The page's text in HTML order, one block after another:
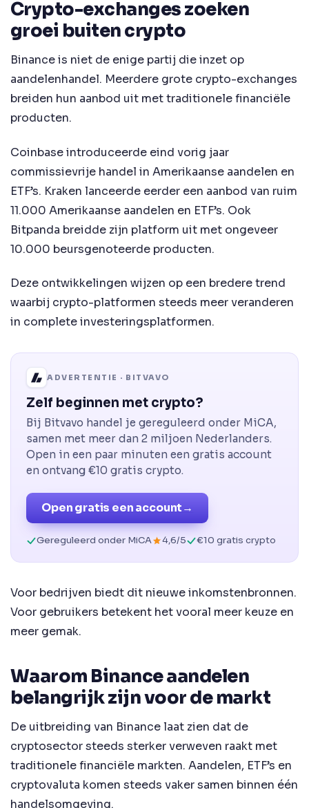
Crypto-exchanges zoeken
groei buiten crypto
Binance is niet de enige partij die inzet op
aandelenhandel. Meerdere grote crypto-exchanges
breiden hun aanbod uit met traditionele financiële
producten.
Coinbase introduceerde eind vorig jaar
commissievrije handel in Amerikaanse aandelen en
ETF’s. Kraken lanceerde eerder een aanbod van ruim
11.000 Amerikaanse aandelen en ETF’s. Ook
Bitpanda breidde zijn platform uit met ongeveer
10.000 beursgenoteerde producten.
Deze ontwikkelingen wijzen op een bredere trend
waarbij crypto-platformen steeds meer veranderen
in complete investeringsplatformen.
ADVERTENTIE · BITVAVO
Zelf beginnen met crypto?
Bij Bitvavo handel je gereguleerd onder MiCA,
samen met meer dan 2 miljoen Nederlanders.
Open in een paar minuten een gratis account
en ontvang €10 gratis crypto.
Open gratis een account→
Gereguleerd onder MiCA 4,6/5 €10 gratis crypto
Voor bedrijven biedt dit nieuwe inkomstenbronnen.
Voor gebruikers betekent het vooral meer keuze en
meer gemak.
Waarom Binance aandelen
belangrijk zijn voor de markt
De uitbreiding van Binance laat zien dat de
cryptosector steeds sterker verweven raakt met
traditionele financiële markten. Aandelen, ETF’s en
cryptovaluta komen steeds vaker samen binnen één
handelsomgeving.